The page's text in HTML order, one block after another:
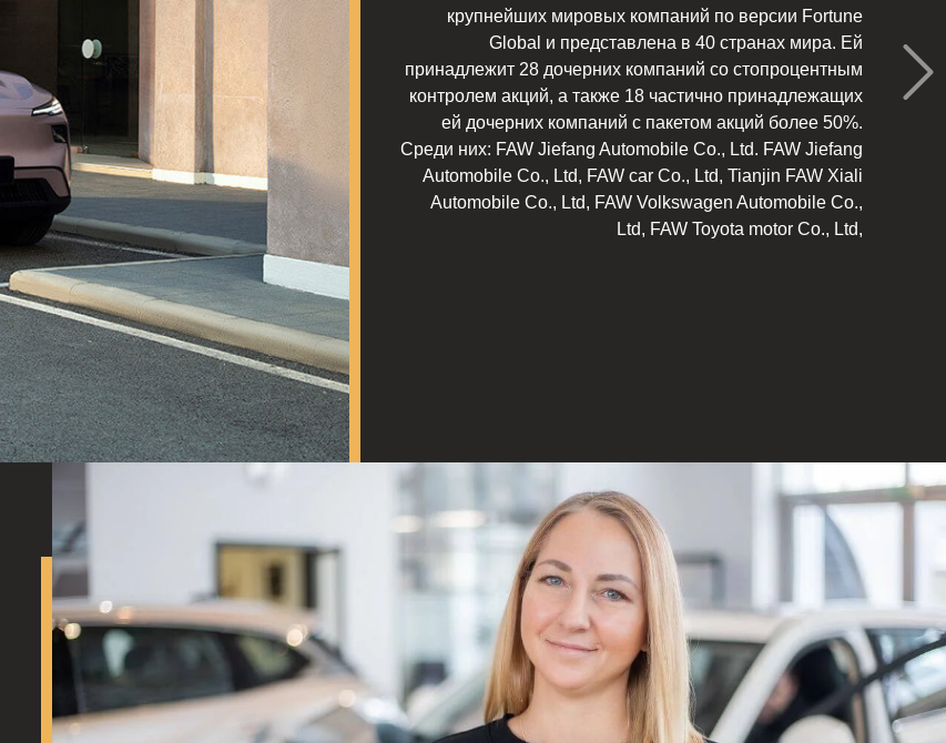
крупнейших мировых компаний по версии Fortune
Global и представлена в 40 странах мира. Ей
принадлежит 28 дочерних компаний со стопроцентным
контролем акций, а также 18 частично принадлежащих
ей дочерних компаний с пакетом акций более 50%.
Среди них: FAW Jiefang Automobile Co., Ltd. FAW Jiefang
Automobile Co., Ltd, FAW car Co., Ltd, Tianjin FAW Xiali
Automobile Co., Ltd, FAW Volkswagen Automobile Co.,
Ltd, FAW Toyota motor Co., Ltd,